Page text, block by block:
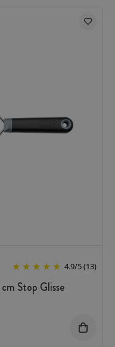
4.9/5(13)
Stop Glisse